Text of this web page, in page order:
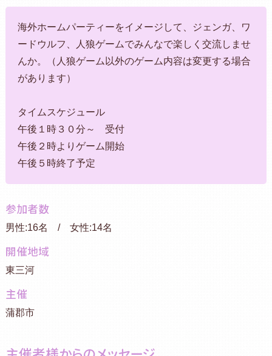
海外ホームパーティーをイメージして、ジェンガ、ワ
ードウルフ、人狼ゲームでみんなで楽しく交流しませ
んか。（人狼ゲーム以外のゲーム内容は変更する場合
があります）
タイムスケジュール
午後１時３０分～ 受付
午後２時よりゲーム開始
午後５時終了予定
参加者数
男性:16名 / 女性:14名
開催地域
東三河
主催
蒲郡市